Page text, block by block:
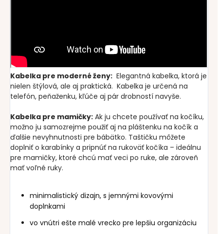
Kabelka pre moderné ženy: Elegantná kabelka, ktorá je
nielen štýlová, ale aj praktická. Kabelka je určená na
telefón, peňaženku, kľúče aj pár drobností navyše.
Kabelka pre mamičky: Ak ju chcete používať na kočíku,
možno ju samozrejme použiť aj na pláštenku na kočík a
ďalšie nevyhnutnosti pre bábätko. Taštičku môžete
doplniť o karabínky a pripnúť na rukoväť kočíka – ideálnu
pre mamičky, ktoré chcú mať veci po ruke, ale zároveň
mať voľné ruky.
minimalistický dizajn, s jemnými kovovými
doplnkami
vo vnútri ešte malé vrecko pre lepšiu organizáciu